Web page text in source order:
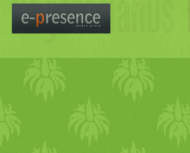
baráti
ellátását.